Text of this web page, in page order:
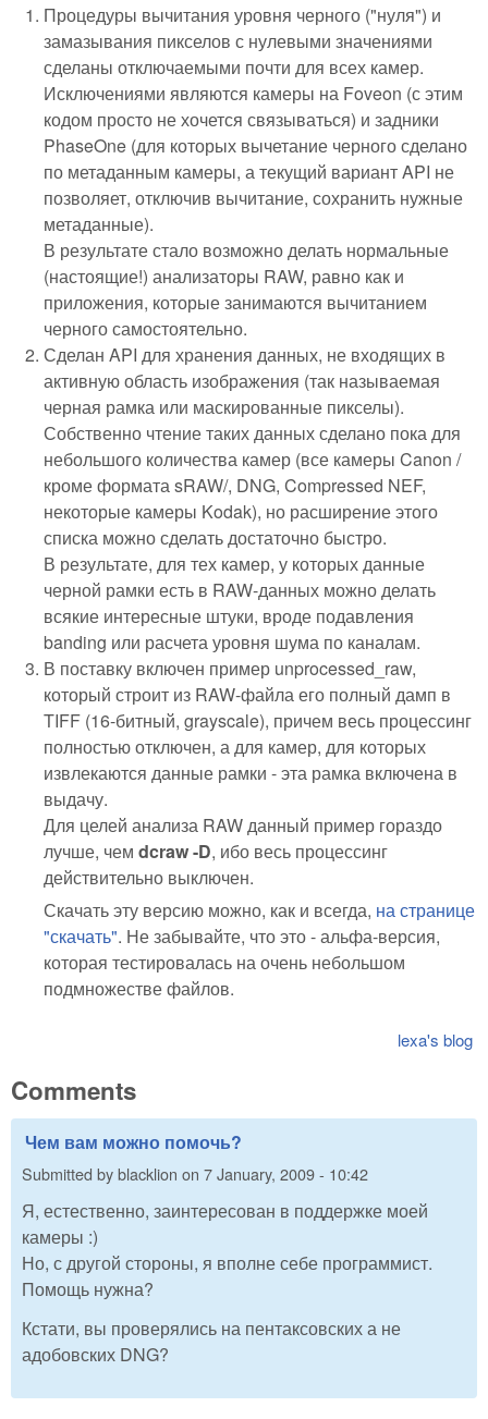
Процедуры вычитания уровня черного ("нуля") и
замазывания пикселов с нулевыми значениями
сделаны отключаемыми почти для всех камер.
Исключениями являются камеры на Foveon (с этим
кодом просто не хочется связываться) и задники
PhaseOne (для которых вычетание черного сделано
по метаданным камеры, а текущий вариант API не
позволяет, отключив вычитание, сохранить нужные
метаданные).
В результате стало возможно делать нормальные
(настоящие!) анализаторы RAW, равно как и
приложения, которые занимаются вычитанием
черного самостоятельно.
Сделан API для хранения данных, не входящих в
активную область изображения (так называемая
черная рамка или маскированные пикселы).
Собственно чтение таких данных сделано пока для
небольшого количества камер (все камеры Canon /
кроме формата sRAW/, DNG, Compressed NEF,
некоторые камеры Kodak), но расширение этого
списка можно сделать достаточно быстро.
В результате, для тех камер, у которых данные
черной рамки есть в RAW-данных можно делать
всякие интересные штуки, вроде подавления
banding или расчета уровня шума по каналам.
В поставку включен пример unprocessed_raw,
который строит из RAW-файла его полный дамп в
TIFF (16-битный, grayscale), причем весь процессинг
полностью отключен, а для камер, для которых
извлекаются данные рамки - эта рамка включена в
выдачу.
Для целей анализа RAW данный пример гораздо
лучше, чем dcraw -D, ибо весь процессинг
действительно выключен.
Скачать эту версию можно, как и всегда, на странице
"скачать". Не забывайте, что это - альфа-версия,
которая тестировалась на очень небольшом
подмножестве файлов.
lexa's blog
Comments
Чем вам можно помочь?
Submitted byblacklion on 7 January, 2009 - 10:42
Я, естественно, заинтересован в поддержке моей
камеры :)
Но, с другой стороны, я вполне себе программист.
Помощь нужна?
Кстати, вы проверялись на пентаксовских а не
адобовских DNG?